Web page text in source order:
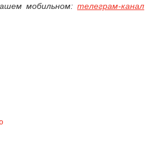
мобильном: телеграм-канал